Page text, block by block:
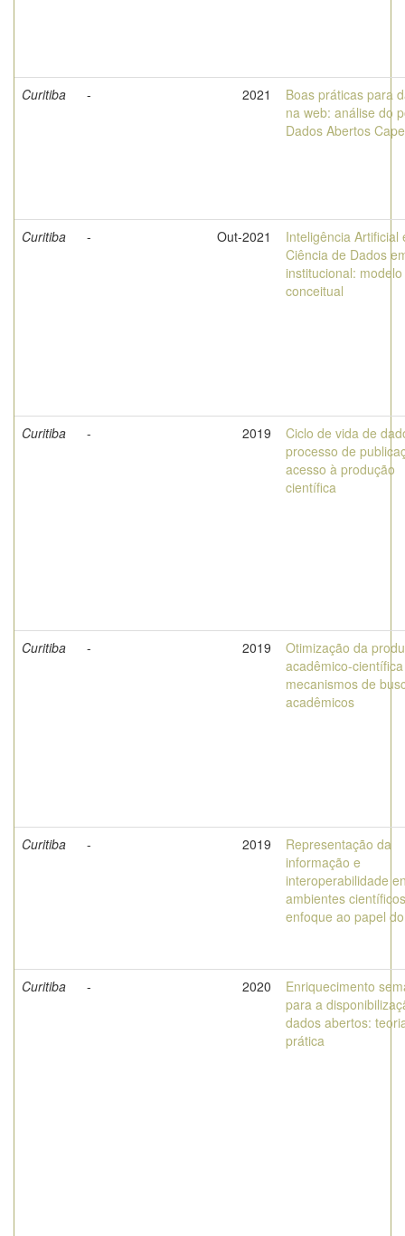
Curitiba - 2021
Boas práticas para
na web: análise do
Dados Abertos
Curitiba - Out-2021
Inteligência Artificial
Ciência de Dados
institucional: modelo
conceitual
Curitiba - 2019
Ciclo de vida de
processo de
acesso à produção
científica
Curitiba - 2019
Otimização da
acadêmico-
mecanismos de
acadêmicos
Curitiba - 2019
Representação da
informação e
interoperabilidade
ambientes
enfoque ao papel
Curitiba - 2020
Enriquecimento
para a
dados abertos:
prática